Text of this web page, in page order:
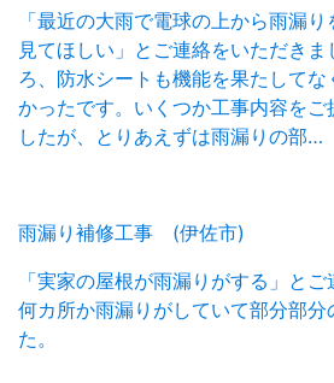
「最近の大雨で電球の上から雨漏
見てほしい」とご連絡をいただき
ろ、防水シートも機能を果たして
かったです。いくつか工事内容をご
したが、とりあえずは雨漏りの部…
雨漏り補修工事 (伊佐市)
「実家の屋根が雨漏りがする」とご
何カ所か雨漏りがしていて部分部分
た。